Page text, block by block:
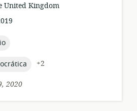
United Kingdom
+2
2020